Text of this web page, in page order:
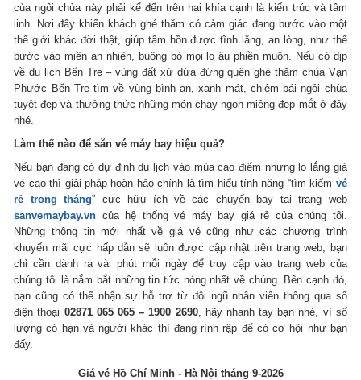
của ngôi chùa này phải kể đến trên hai khía cạnh là kiến trúc và tâm
linh. Nơi đây khiến khách ghé thăm có cảm giác đang bước vào một
thế giới khác đời thật, giúp tâm hồn được tĩnh lặng, an lòng, như thể
bước vào miền an nhiên, buông bỏ mọi lo âu phiền muộn. Nếu có dịp
về du lịch Bến Tre – vùng đất xứ dừa đừng quên ghé thăm chùa Vạn
Phước Bến Tre tìm về vùng bình an, xanh mát, chiêm bái ngôi chùa
tuyệt đẹp và thưởng thức những món chay ngon miệng đẹp mắt ở đây
nhé.
Làm thế nào để săn vé máy bay hiệu quả?
Nếu bạn đang có dự định du lịch vào mùa cao điểm nhưng lo lắng giá
vé cao thì giải pháp hoàn hảo chính là tìm hiểu tính năng “tìm kiếm vé
rẻ trong tháng” cực hữu ích về các chuyến bay tại trang web
sanvemaybay.vn của hệ thống vé máy bay giá rẻ của chúng tôi.
Những thông tin mới nhất về giá vé cũng như các chương trình
khuyến mãi cực hấp dẫn sẽ luôn được cập nhật trên trang web, bạn
chỉ cần dành ra vài phút mỗi ngày để truy cập vào trang web của
chúng tôi là nắm bắt những tin tức nóng nhất về chúng. Bên cạnh đó,
bạn cũng có thể nhận sự hỗ trợ từ đội ngũ nhân viên thông qua số
điện thoại 02871 065 065 – 1900 2690, hãy nhanh tay bạn nhé, vì số
lượng có hạn và người khác thì đang rình rập để có cơ hội như bạn
đấy.
Giá vé Hồ Chí Minh - Hà Nội tháng 9-2026